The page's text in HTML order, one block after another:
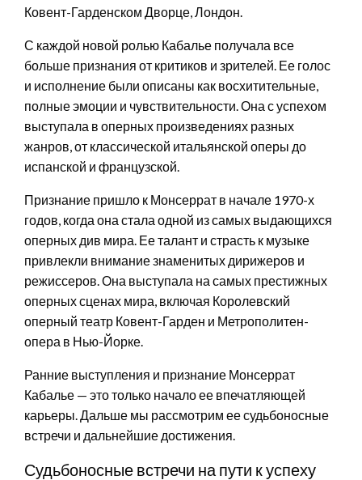
Ковент-Гарденском Дворце, Лондон.
С каждой новой ролью Кабалье получала все
больше признания от критиков и зрителей. Ее голос
и исполнение были описаны как восхитительные,
полные эмоции и чувствительности. Она с успехом
выступала в оперных произведениях разных
жанров, от классической итальянской оперы до
испанской и французской.
Признание пришло к Монсеррат в начале 1970-х
годов, когда она стала одной из самых выдающихся
оперных див мира. Ее талант и страсть к музыке
привлекли внимание знаменитых дирижеров и
режиссеров. Она выступала на самых престижных
оперных сценах мира, включая Королевский
оперный театр Ковент-Гарден и Метрополитен-
опера в Нью-Йорке.
Ранние выступления и признание Монсеррат
Кабалье — это только начало ее впечатляющей
карьеры. Дальше мы рассмотрим ее судьбоносные
встречи и дальнейшие достижения.
Судьбоносные встречи на пути к успеху